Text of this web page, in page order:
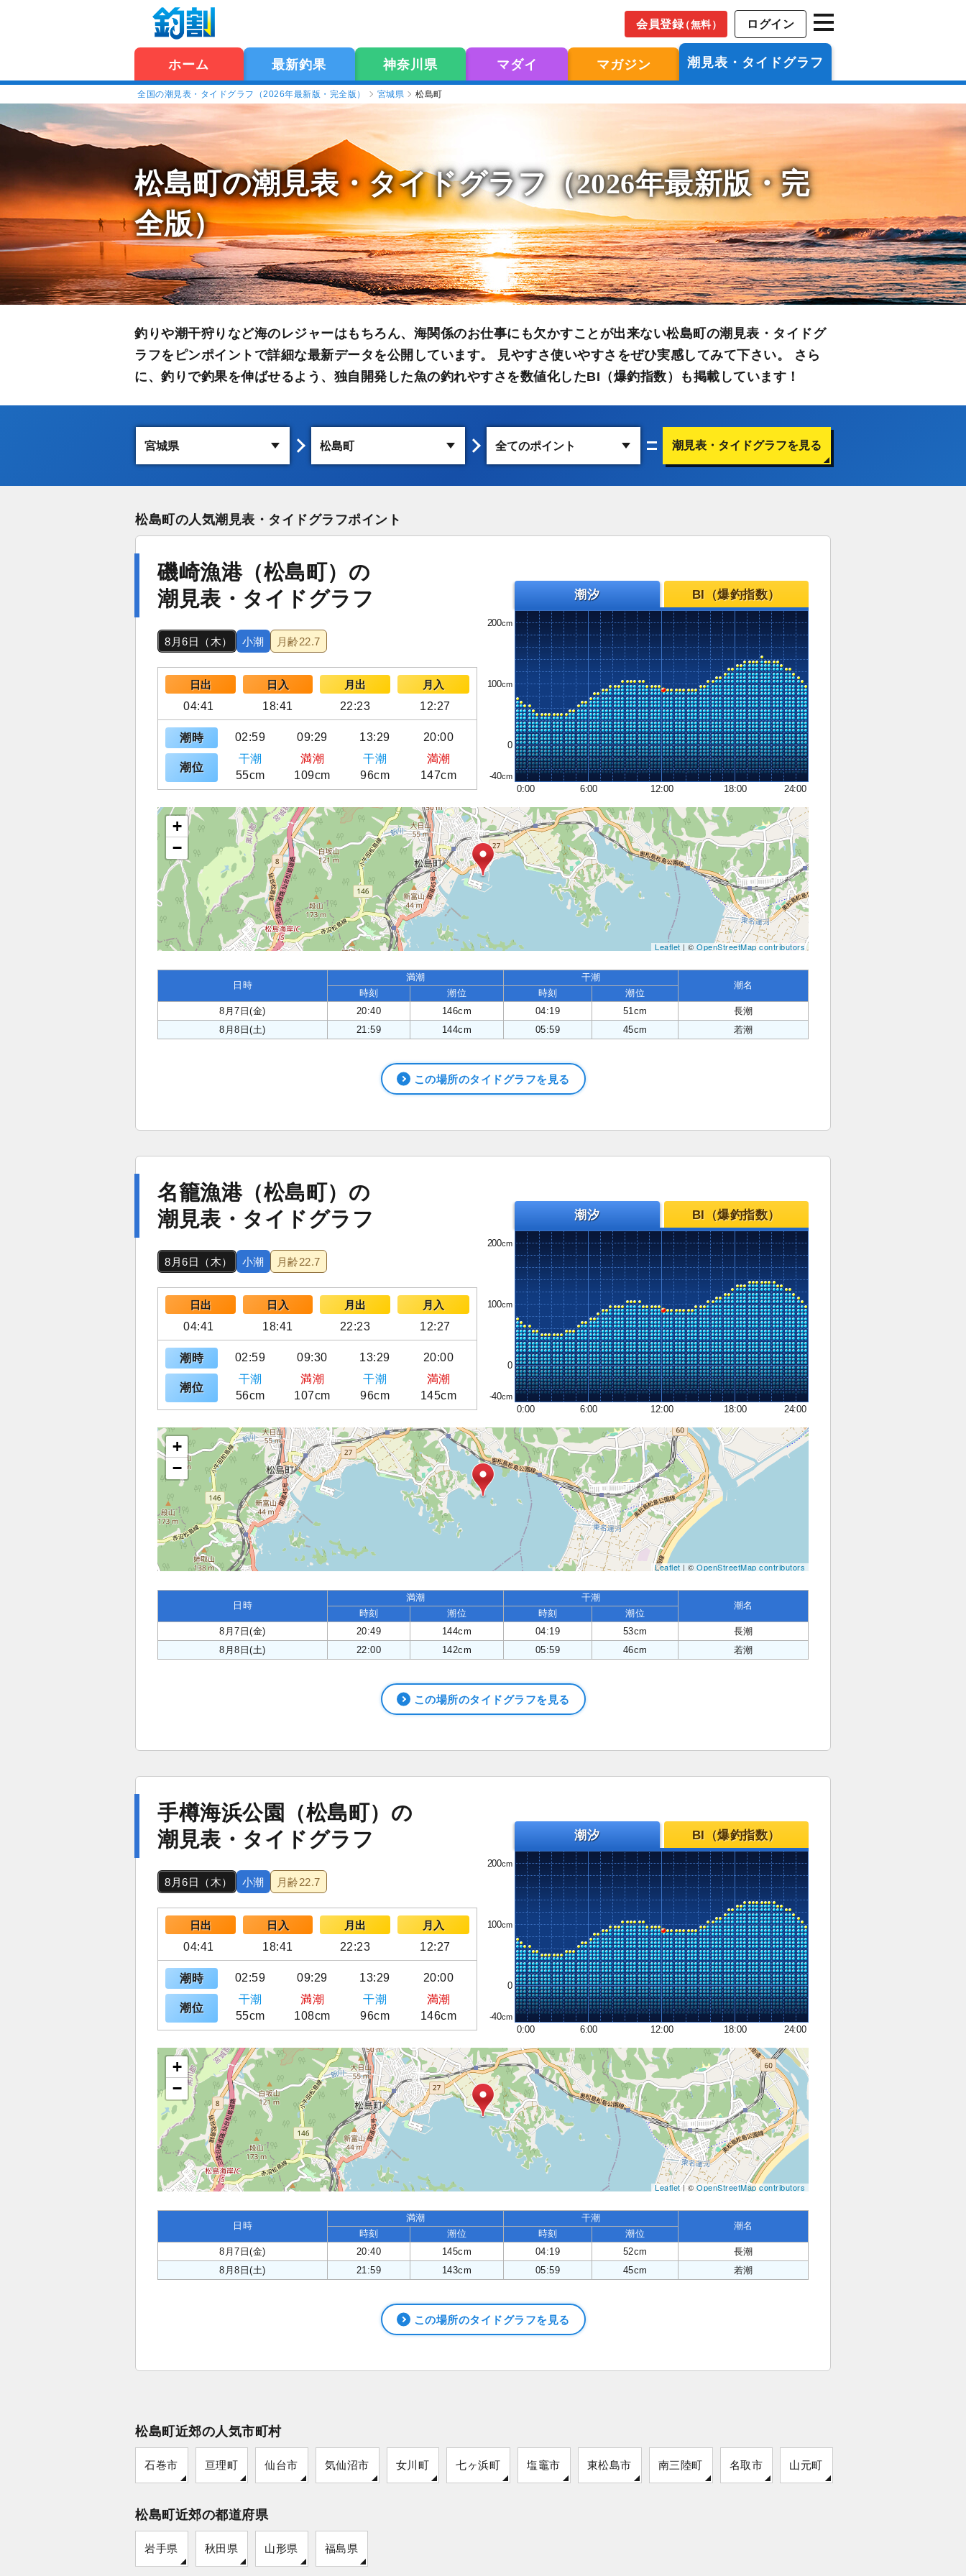
会員登録（無料） ログイン
ホーム 最新釣果 神奈川県 マダイ マガジン 潮見表・タイドグラフ
全国の潮見表・タイドグラフ（2026年最新版・完全版） 宮城県 松島町
松島町の潮見表・タイドグラフ（2026年最新版・完
全版）
釣りや潮干狩りなど海のレジャーはもちろん、海関係のお仕事にも欠かすことが出来ない松島町の潮見表・タイドグ
ラフをピンポイントで詳細な最新データを公開しています。 見やすさ使いやすさをぜひ実感してみて下さい。 さら
に、釣りで釣果を伸ばせるよう、独自開発した魚の釣れやすさを数値化したBI（爆釣指数）も掲載しています！
潮見表・タイドグラフを見る
松島町の人気潮見表・タイドグラフポイント
磯崎漁港（松島町）の
潮見表・タイドグラフ
8月6日（木） 小潮 月齢22.7
日出 日入 月出
月入
04:41
18:41 22:23 12:27
潮時 02:59 09:29 13:29 20:00
潮位
干潮 満潮 干潮
満潮
55cm
109cm 96cm 147cm
潮汐 BI（爆釣指数）
200
100
0
-40
0:00
6:00 12:00 18:00 24:00
+
−
Leaflet| ©OpenStreetMap contributors
日時
満潮 干潮
潮名
時刻 潮位 時刻
潮位
8月7日(金)
20:40 146cm 04:19 51cm
長潮
8月8日(土)
21:59 144cm 05:59 45cm 若潮
この場所のタイドグラフを見る
名籠漁港（松島町）の
潮見表・タイドグラフ
8月6日（木） 小潮 月齢22.7
日出 日入 月出
月入
04:41
18:41 22:23 12:27
潮時 02:59 09:30 13:29 20:00
潮位
干潮 満潮 干潮
満潮
56cm
107cm 96cm 145cm
潮汐 BI（爆釣指数）
200
100
0
-40
0:00
6:00 12:00 18:00 24:00
+
−
Leaflet| ©OpenStreetMap contributors
日時
満潮 干潮
潮名
時刻 潮位 時刻
潮位
8月7日(金)
20:49 144cm 04:19 53cm
長潮
8月8日(土)
22:00 142cm 05:59 46cm 若潮
この場所のタイドグラフを見る
手樽海浜公園（松島町）の
潮見表・タイドグラフ
8月6日（木） 小潮 月齢22.7
日出 日入 月出
月入
04:41
18:41 22:23 12:27
潮時 02:59 09:29 13:29 20:00
潮位
干潮 満潮 干潮
満潮
55cm
108cm 96cm 146cm
潮汐 BI（爆釣指数）
200
100
0
-40
0:00
6:00 12:00 18:00 24:00
+
−
Leaflet| ©OpenStreetMap contributors
日時
満潮 干潮
潮名
時刻 潮位 時刻
潮位
8月7日(金)
20:40 145cm 04:19 52cm
長潮
8月8日(土)
21:59 143cm 05:59 45cm 若潮
この場所のタイドグラフを見る
松島町近郊の人気市町村
石巻市 亘理町 仙台市 気仙沼市 女川町 七ヶ浜町 塩竈市 東松島市 南三陸町 名取市 山元町
松島町近郊の都道府県
岩手県 秋田県 山形県 福島県